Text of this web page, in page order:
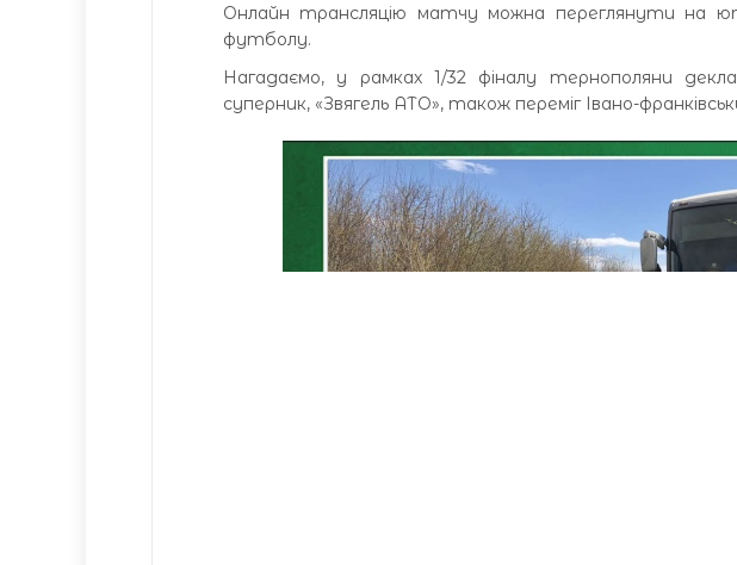
Онлайн трансляцію матчу можна переглянути на
футболу.
Нагадаємо, у рамках 1/32 фіналу тернополяни
суперник, «Звягель АТО», також переміг Івано-